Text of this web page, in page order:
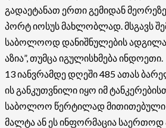
გადაეტანათ ერთი გემიდან
პორტ იოსუს მახლობლად. მსგავს
საბოლოოდ დანიშნულების
აზია”, თუმცა იგულისხმება
13 იანვრამდე დღეში 485 ათას
ის განკუთვნილი იყო იმ
საბოლოო წერტილად მითითებული
მალტა ან ეს ინფორმაცია საერთოდ